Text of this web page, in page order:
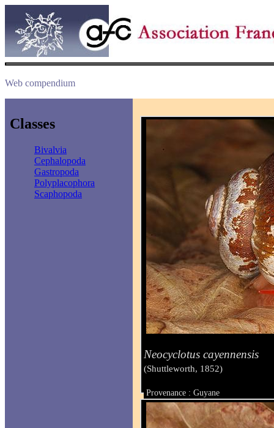
Web compendium
Classes
Bivalvia
Cephalopoda
Gastropoda
Polyplacophora
Scaphopoda
Neocyclotus cayennensis
(Shuttleworth, 1852)
Provenance : Guyane
Taille : 22 mm